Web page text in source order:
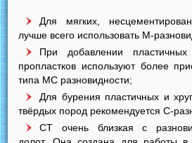
Для мягких,
лучше всего использовать М-
При добавлении пластичных
пропластков используют более
типа МС разновидности;
Для бурения пластичных и
твёрдых пород рекомендуется С-
СТ очень близкая с